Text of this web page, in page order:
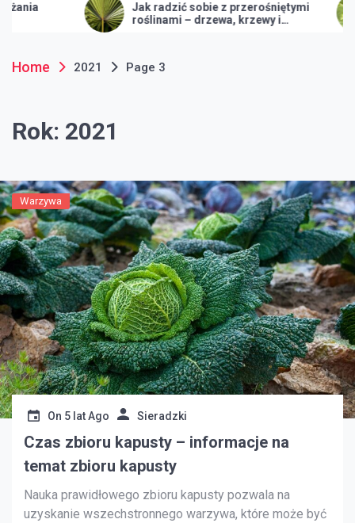
Jak radzić sobie z przerośniętymi
roślinami – drzewa, krzewy i
żywopłoty
Jak
Home 2021 Page 3
Rok: 2021
Warzywa
On 5 lat Ago Sieradzki
Czas zbioru kapusty – informacje na
temat zbioru kapusty
Nauka prawidłowego zbioru kapusty pozwala na
uzyskanie wszechstronnego warzywa, które może być